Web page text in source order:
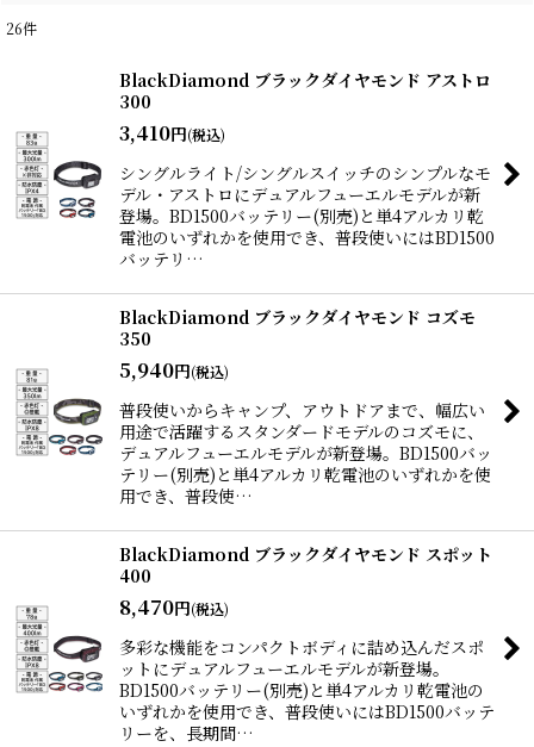
26件
BlackDiamond ブラックダイヤモンド アストロ
300
3,410円(税込)
シングルライト/シングルスイッチのシンプルなモ
デル・アストロにデュアルフューエルモデルが新
登場。BD1500バッテリー(別売)と単4アルカリ乾
電池のいずれかを使用でき、普段使いにはBD1500
バッテリ…
BlackDiamond ブラックダイヤモンド コズモ
350
5,940円(税込)
普段使いからキャンプ、アウトドアまで、幅広い
用途で活躍するスタンダードモデルのコズモに、
デュアルフューエルモデルが新登場。BD1500バッ
テリー(別売)と単4アルカリ乾電池のいずれかを使
用でき、普段使…
BlackDiamond ブラックダイヤモンド スポット
400
8,470円(税込)
多彩な機能をコンパクトボディに詰め込んだスポ
ットにデュアルフューエルモデルが新登場。
BD1500バッテリー(別売)と単4アルカリ乾電池の
いずれかを使用でき、普段使いにはBD1500バッテ
リーを、長期間…